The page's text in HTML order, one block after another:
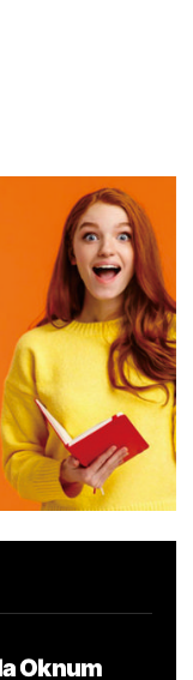
Oknum